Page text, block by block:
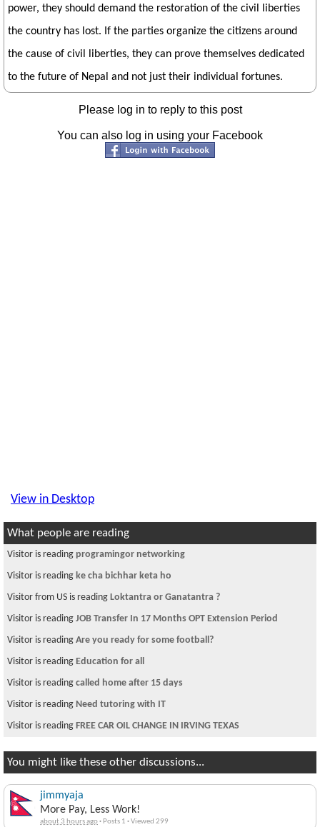
power, they should demand the restoration of the civil liberties
the country has lost. If the parties organize the citizens around
the cause of civil liberties, they can prove themselves dedicated
to the future of Nepal and not just their individual fortunes.
Please log in to reply to this post
You can also log in using your Facebook
View in Desktop
What people are reading
Visitor is reading programingor networking
Visitor is reading ke cha bichhar keta ho
Visitor from US is reading Loktantra or Ganatantra ?
Visitor is reading JOB Transfer In 17 Months OPT Extension Period
Visitor is reading Are you ready for some football?
Visitor is reading Education for all
Visitor is reading called home after 15 days
Visitor is reading Need tutoring with IT
Visitor is reading FREE CAR OIL CHANGE IN IRVING TEXAS
You might like these other discussions...
jimmyaja
More Pay, Less Work!
about 3 hours ago· Posts 1 ·Viewed 299